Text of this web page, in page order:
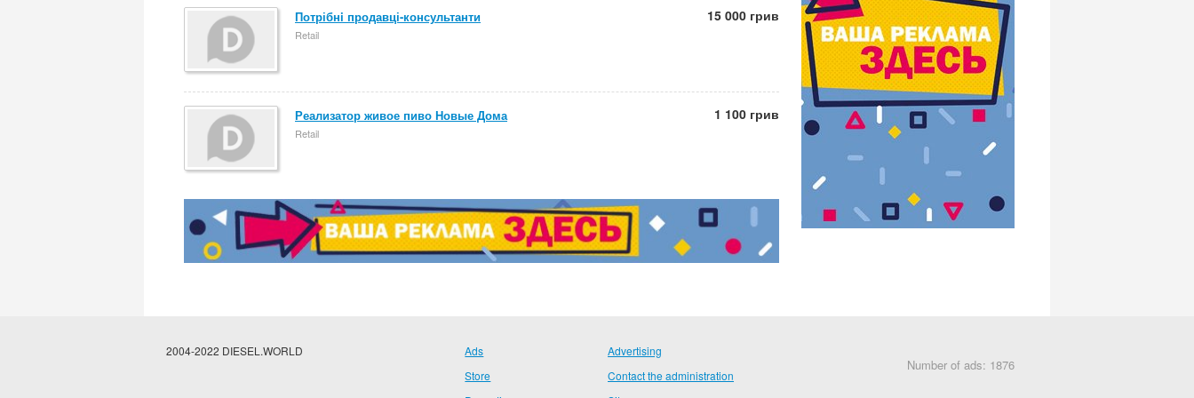
Потрібнi продавці-консультанти
Retail
15 000 грив
Реализатор живое пиво Новые Дома
Retail
1 100 грив
2004-2022 DIESEL.WORLD
Ads
Store
Advertising
Contact the administration
Number of ads: 1876